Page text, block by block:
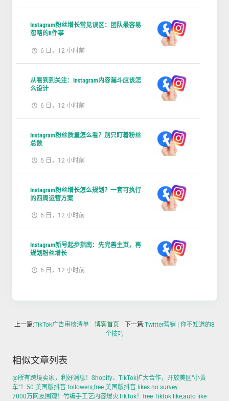
Instagram粉丝增长常见误区：团队最容易
忽略的8件事
6 日，12 小时前
从看到到关注：Instagram内容漏斗应该怎
么设计
6 日，12 小时前
Instagram粉丝质量怎么看？别只盯着粉丝
总数
6 日，12 小时前
Instagram粉丝增长怎么规划？一套可执行
的四周运营方案
6 日，12 小时前
Instagram新号起步指南：先完善主页，再
规划粉丝增长
6 日，12 小时前
上一篇:TikTok广告审核清单 博客首页 下一篇:Twitter营销 | 你不知道的8
个技巧
相似文章列表
@所有跨境卖家，利好消息！Shopify、TikTok扩大合作，开放美区“小黄
车”！50 美国版抖音 followers,free 美国版抖音 likes no survey
7000万网友围观！竹编手工艺内容爆火TikTok！free Tiktok like,auto like